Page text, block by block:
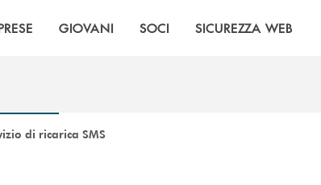
GIOVANI SOCI SICUREZZA WEB
di ricarica SMS